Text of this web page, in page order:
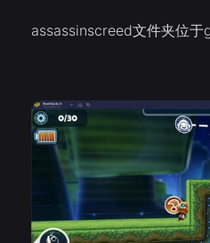
assassinscreed文件夹位